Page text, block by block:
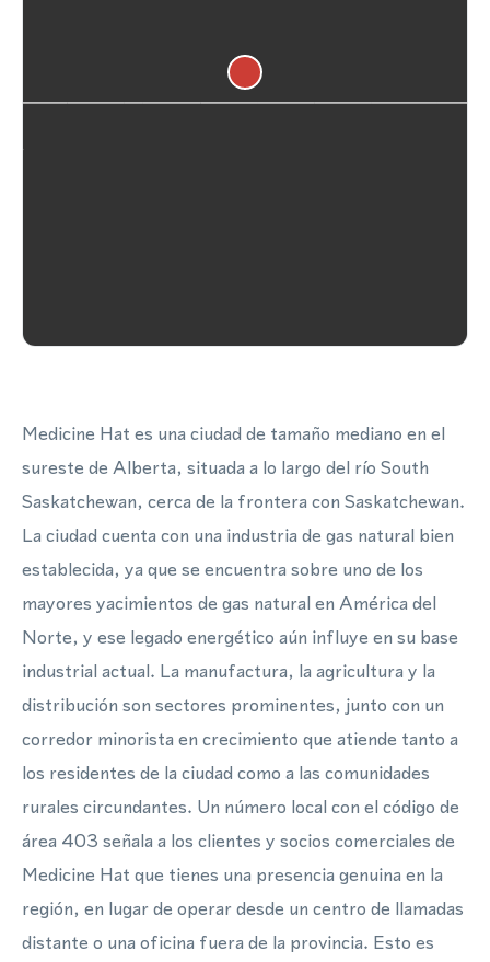
Medicine Hat es una ciudad de tamaño mediano en el
sureste de Alberta, situada a lo largo del río South
Saskatchewan, cerca de la frontera con Saskatchewan.
La ciudad cuenta con una industria de gas natural bien
establecida, ya que se encuentra sobre uno de los
mayores yacimientos de gas natural en América del
Norte, y ese legado energético aún influye en su base
industrial actual. La manufactura, la agricultura y la
distribución son sectores prominentes, junto con un
corredor minorista en crecimiento que atiende tanto a
los residentes de la ciudad como a las comunidades
rurales circundantes. Un número local con el código de
área 403 señala a los clientes y socios comerciales de
Medicine Hat que tienes una presencia genuina en la
región, en lugar de operar desde un centro de llamadas
distante o una oficina fuera de la provincia. Esto es